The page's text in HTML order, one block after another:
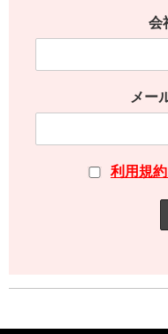
会
メー
利用規